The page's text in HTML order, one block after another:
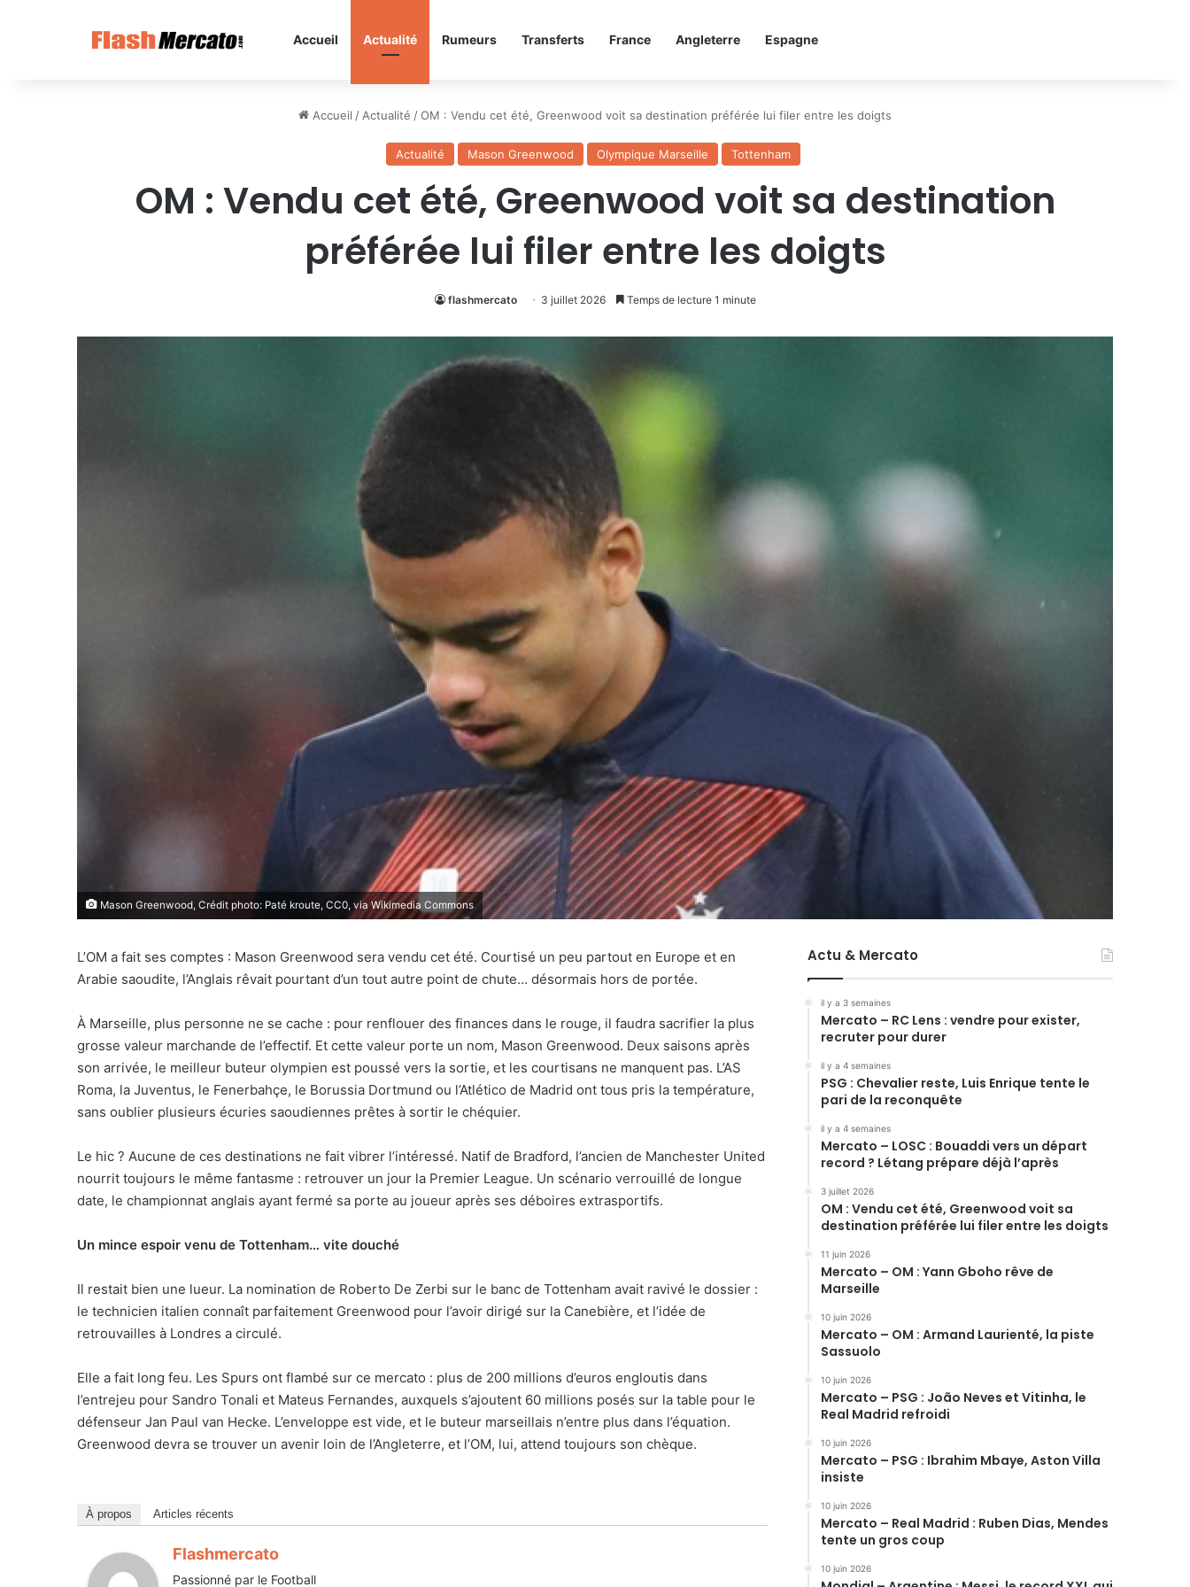
Accueil Actualité Rumeurs Transferts France Angleterre Espagne
Accueil / Actualité /OM : Vendu cet été, Greenwood voit sa destination préférée lui filer entre les doigts
Actualité Mason Greenwood Olympique Marseille Tottenham
OM : Vendu cet été, Greenwood voit sa destination
préférée lui filer entre les doigts
flashmercato 3 juillet 2026 Temps de lecture 1 minute
Mason Greenwood, Crédit photo: Paté kroute, CC0, via Wikimedia Commons
L’OM a fait ses comptes : Mason Greenwood sera vendu cet été. Courtisé un peu partout en Europe et en
Arabie saoudite, l’Anglais rêvait pourtant d’un tout autre point de chute… désormais hors de portée.
À Marseille, plus personne ne se cache : pour renflouer des finances dans le rouge, il faudra sacrifier la plus
grosse valeur marchande de l’effectif. Et cette valeur porte un nom, Mason Greenwood. Deux saisons après
son arrivée, le meilleur buteur olympien est poussé vers la sortie, et les courtisans ne manquent pas. L’AS
Roma, la Juventus, le Fenerbahçe, le Borussia Dortmund ou l’Atlético de Madrid ont tous pris la température,
sans oublier plusieurs écuries saoudiennes prêtes à sortir le chéquier.
Le hic ? Aucune de ces destinations ne fait vibrer l’intéressé. Natif de Bradford, l’ancien de Manchester United
nourrit toujours le même fantasme : retrouver un jour la Premier League. Un scénario verrouillé de longue
date, le championnat anglais ayant fermé sa porte au joueur après ses déboires extrasportifs.
Un mince espoir venu de Tottenham… vite douché
Il restait bien une lueur. La nomination de Roberto De Zerbi sur le banc de Tottenham avait ravivé le dossier :
le technicien italien connaît parfaitement Greenwood pour l’avoir dirigé sur la Canebière, et l’idée de
retrouvailles à Londres a circulé.
Elle a fait long feu. Les Spurs ont flambé sur ce mercato : plus de 200 millions d’euros engloutis dans
l’entrejeu pour Sandro Tonali et Mateus Fernandes, auxquels s’ajoutent 60 millions posés sur la table pour le
défenseur Jan Paul van Hecke. L’enveloppe est vide, et le buteur marseillais n’entre plus dans l’équation.
Greenwood devra se trouver un avenir loin de l’Angleterre, et l’OM, lui, attend toujours son chèque.
À propos Articles récents
Flashmercato
Passionné par le Football
Actu & Mercato
il y a 3 semaines
Mercato – RC Lens : vendre pour exister,
recruter pour durer
il y a 4 semaines
PSG : Chevalier reste, Luis Enrique tente le
pari de la reconquête
il y a 4 semaines
Mercato – LOSC : Bouaddi vers un départ
record ? Létang prépare déjà l’après
3 juillet 2026
OM : Vendu cet été, Greenwood voit sa
destination préférée lui filer entre les doigts
11 juin 2026
Mercato – OM : Yann Gboho rêve de
Marseille
10 juin 2026
Mercato – OM : Armand Laurienté, la piste
Sassuolo
10 juin 2026
Mercato – PSG : João Neves et Vitinha, le
Real Madrid refroidi
10 juin 2026
Mercato – PSG : Ibrahim Mbaye, Aston Villa
insiste
10 juin 2026
Mercato – Real Madrid : Ruben Dias, Mendes
tente un gros coup
10 juin 2026